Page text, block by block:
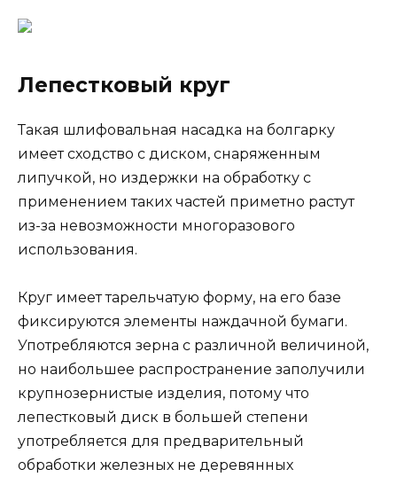
Лепестковый круг
Такая шлифовальная насадка на болгарку
имеет сходство с диском, снаряженным
липучкой, но издержки на обработку с
применением таких частей приметно растут
из-за невозможности многоразового
использования.
Круг имеет тарельчатую форму, на его базе
фиксируются элементы наждачной бумаги.
Употребляются зерна с различной величиной,
но наибольшее распространение заполучили
крупнозернистые изделия, потому что
лепестковый диск в большей степени
употребляется для предварительный
обработки железных не деревянных